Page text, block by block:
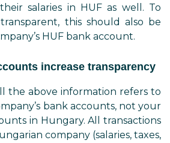
salaries in HUF as well. To
this should also be
HUF bank account.
increase transparency
the above information refers to
bank accounts, not your
in Hungary. All transactions
company (salaries, taxes,